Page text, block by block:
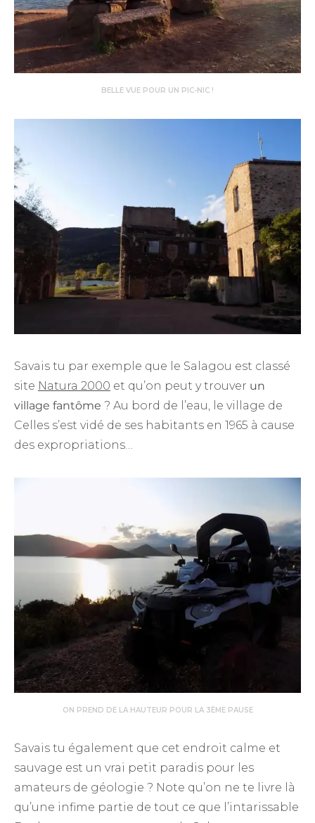
BELLE VUE POUR UN PIC-NIC !
Savais tu par exemple que le Salagou est classé
site Natura 2000 et qu’on peut y trouver un
village fantôme ? Au bord de l’eau, le village de
Celles s’est vidé de ses habitants en 1965 à cause
des expropriations…
ON PREND DE LA HAUTEUR POUR LA 3ÈME PAUSE
Savais tu également que cet endroit calme et
sauvage est un vrai petit paradis pour les
amateurs de géologie ? Note qu’on ne te livre là
qu’une infime partie de tout ce que l’intarissable